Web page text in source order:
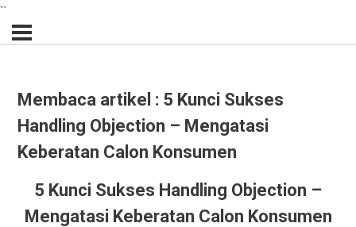
``
Membaca artikel : 5 Kunci Sukses
Handling Objection – Mengatasi
Keberatan Calon Konsumen
5 Kunci Sukses Handling Objection –
Mengatasi Keberatan Calon Konsumen